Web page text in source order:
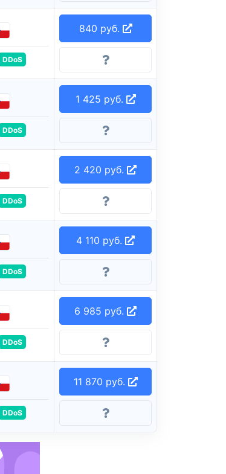
DDoS
840 руб.
DDoS
1 425 руб.
DDoS
2 420 руб.
DDoS
4 110 руб.
DDoS
6 985 руб.
DDoS
11 870 руб.